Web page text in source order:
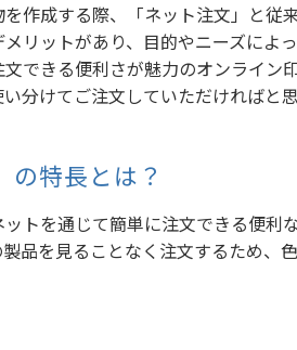
作成する際、「ネット注文」と
リットがあり、目的やニーズによ
できる便利さが魅力のオンライ
分けてご注文していただければと思
の特長とは？
トを通じて簡単に注文できる便利
品を見ることなく注文するため